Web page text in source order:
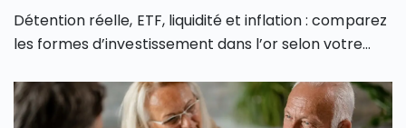
Détention réelle, ETF, liquidité et inflation : comparez
les formes d’investissement dans l’or selon votre